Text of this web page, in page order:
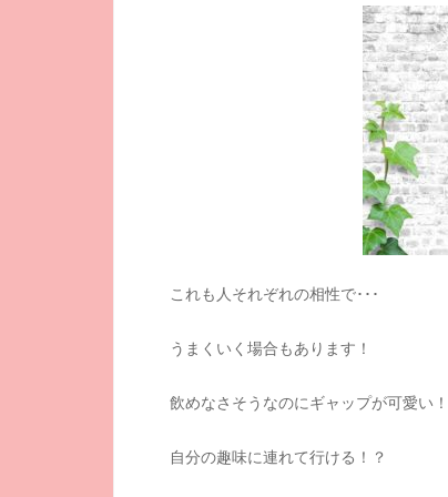
これも人それぞれの相性で･･･
うまくいく場合もあります！
飲めなさそうなのにギャップが可愛い
自分の趣味に連れて行ける！？